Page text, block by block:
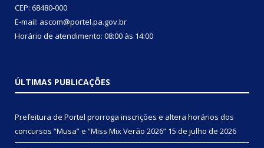
CEP: 68480-000
E-mail: ascom@portel.pa.gov.br
Horário de atendimento: 08:00 às 14:00
ÚLTIMAS PUBLICAÇÕES
Prefeitura de Portel prorroga inscrições e altera horários dos
concursos “Musa” e “Miss Mix Verão 2026” 15 de julho de 2026